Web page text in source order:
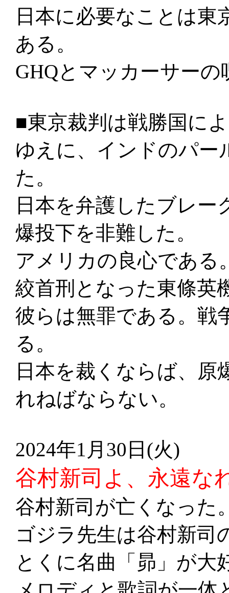
日本に必要なことは東
ある。
GHQとマッカーサー
■東京裁判は戦勝国に
ゆえに、インドのパー
た。
日本を弁護したブレ
爆投下を非難した。
アメリカの良心である
絞首刑となった東條英
彼らは無罪である。戦
る。
日本を裁くならば、
れねばならない。
2024年1月30日(火)
谷村新司よ、永遠な
谷村新司が亡くなった
ゴジラ先生は谷村新司
とくに名曲「昴」が大